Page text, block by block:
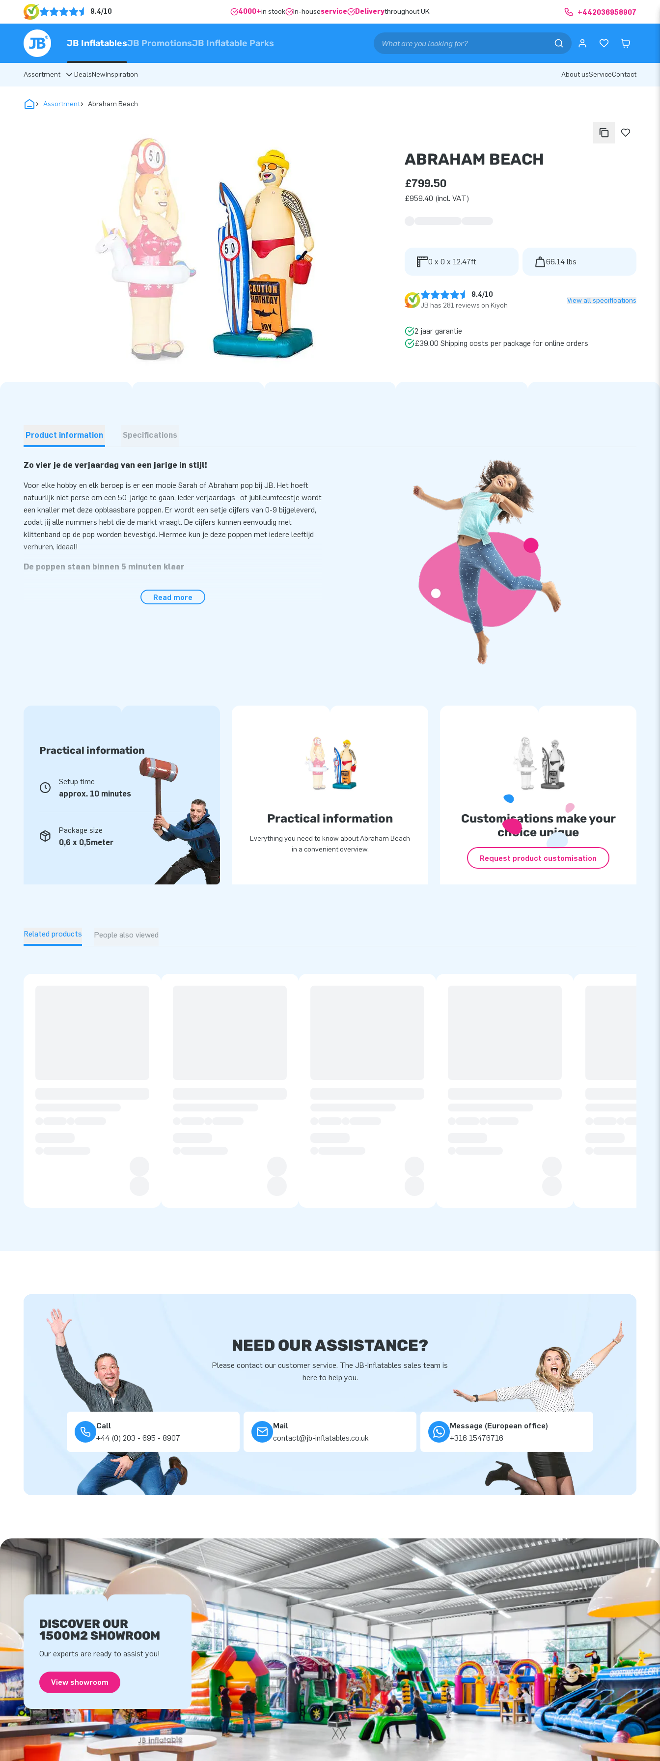
9.4/10 4000+in stock In-houseservice Deliverythroughout UK +442036958907
JB InflatablesJB PromotionsJB Inflatable Parks
Assortment DealsNewInspiration About usServiceContact
Assortment Abraham Beach
ABRAHAM BEACH
£799.50
£959.40 (incl. VAT)
0 x 0 x 12.47ft 66.14 lbs
9.4/10
JB has 281 reviews on Kiyoh
View all specifications
2 jaar garantie
£39.00 Shipping costs per package for online orders
Product information Specifications
Zo vier je de verjaardag van een jarige in stijl!
Voor elke hobby en elk beroep is er een mooie Sarah of Abraham pop bij JB. Het hoeft
natuurlijk niet perse om een 50-jarige te gaan, ieder verjaardags- of jubileumfeestje wordt
een knaller met deze opblaasbare poppen. Er wordt een setje cijfers van 0-9 bijgeleverd,
zodat jij alle nummers hebt die de markt vraagt. De cijfers kunnen eenvoudig met
klittenband op de pop worden bevestigd. Hiermee kun je deze poppen met iedere leeftijd
verhuren, ideaal!
De poppen staan binnen 5 minuten klaar
halsbrekende toeren uit te halen om deze poppen op te zetten. Relax! Binnen 5 minuten
Read more
Practical information
Setup time
approx. 10 minutes
Package size
0,6 x 0,5meter
Practical information
Everything you need to know about Abraham Beach
in a convenient overview.
Customisations make your
choice unique
Request product customisation
Related products People also viewed
NEED OUR ASSISTANCE?
Please contact our customer service. The JB-Inflatables sales team is
here to help you.
Call
+44 (0) 203 - 695 - 8907
Mail
contact@jb-inflatables.co.uk
Message (European office)
+316 15476716
DISCOVER OUR
1500M2 SHOWROOM
Our experts are ready to assist you!
View showroom